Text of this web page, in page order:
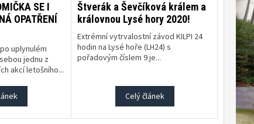
SE I
OPATŘENÍ
uplynulém
jednu z
akcí letošního...
Štverák a Ševčíková králem a
královnou Lysé hory 2020!
Extrémní vytrvalostní závod KILPI 24
hodin na Lysé hoře (LH24) s
pořadovým číslem 9 je...
Celý článek